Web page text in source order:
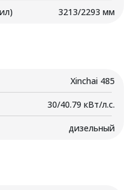
3213/2293 мм
Xinchai 485
30/40.79 кВт/л.с.
дизельный